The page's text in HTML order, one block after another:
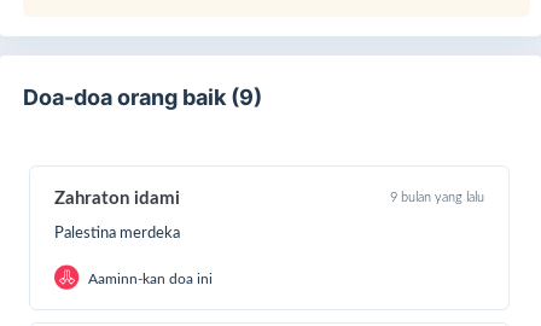
Doa-doa orang baik (9)
Zahraton idami 9 bulan yang lalu
Palestina merdeka
Aaminn-kan doa ini